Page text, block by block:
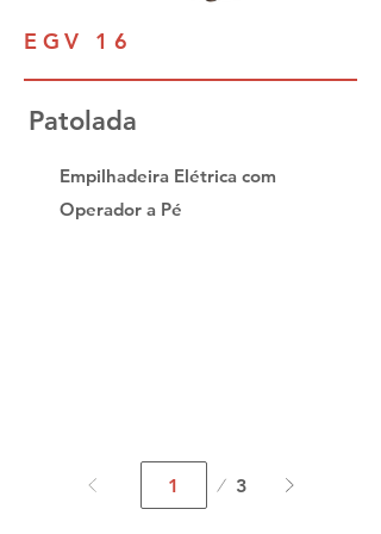
EGV 16
Patolada
Empilhadeira Elétrica com
Operador a Pé
3